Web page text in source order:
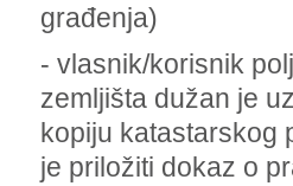
građenja)
- vlasnik/korisnik
zemljišta dužan je
kopiju katastarskog
je priložiti dokaz o